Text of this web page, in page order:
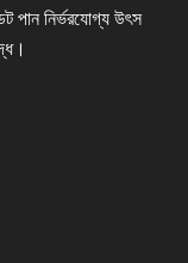
পান নির্ভরযোগ্য উৎস